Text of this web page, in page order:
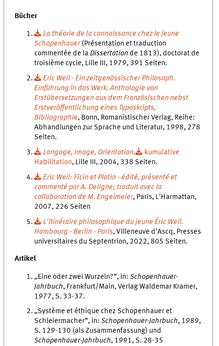
Bücher
La théorie de la connaissance chez le jeune
Schopenhauer(Présentation et traduction
commentée de laDissertation de 1813), doctorat de
troisième cycle, Lille III, 1979, 391 Seiten.
Eric Weil - Ein zeitgenössischer Philosoph.
Einführung in das Werk. Anthologie von
Erstübersetzungen aus dem Französischen nebst
Erstveröffentlichung eines Typoskripts,
Bibliographie, Bonn, Romanistischer Verlag, Reihe:
Abhandlungen zur Sprache und Literatur, 1998, 278
Seiten.
Langage, Image, Orientation,
kumulative
Habilitation, Lille III, 2004, 338 Seiten.
Eric Weil: Ficin et Plotin - édité, présenté et
commenté par A. Deligne; traduit avec la
collaboration de M. Engelmeier, Paris, L'Harmattan,
2007, 226 Seiten
L'itinéraire philosophique du jeune Éric Weil.
Hambourg - Berlin - Paris, Villeneuve d'Ascq, Presses
universitaires du Septentrion, 2022, 805 Seiten.
Artikel
„Eine oder zwei Wurzeln?“, in:Schopenhauer-
Jahrbuch, Frankfurt/Main, Verlag Waldemar Kramer,
1977, S. 33-37.
„Système et éthique chez Schopenhauer et
Schleiermacher“, in:Schopenhauer-Jahrbuch, 1989,
S. 129-130 (als Zusammenfassung) und
Schopenhauer-Jahrbuch, 1991, S. 28-35